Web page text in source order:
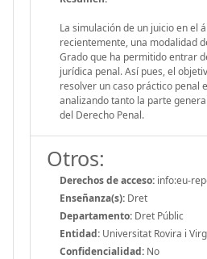
La simulación de un juicio en el
recientemente, una modalidad
Grado que ha permitido entrar
jurídica penal. Así pues, el
resolver un caso práctico penal
analizando tanto la parte
del Derecho Penal.
Otros:
Derechos de acceso: info:eu-
Enseñanza(s): Dret
Departamento: Dret Públic
Entidad: Universitat Rovira i
Confidencialidad: No